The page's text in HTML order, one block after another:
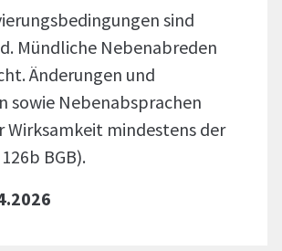
sind
Mündliche Nebenabreden
Änderungen und
sowie Nebenabsprachen
Wirksamkeit mindestens der
BGB).